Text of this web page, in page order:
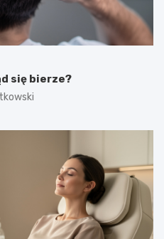
się bierze?